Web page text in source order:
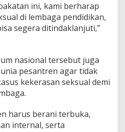
ini, kami berharap
di lembaga pendidikan,
segera ditindaklanjuti,”
nasional tersebut juga
pesantren agar tidak
kekerasan seksual demi
harus berani terbuka,
internal, serta